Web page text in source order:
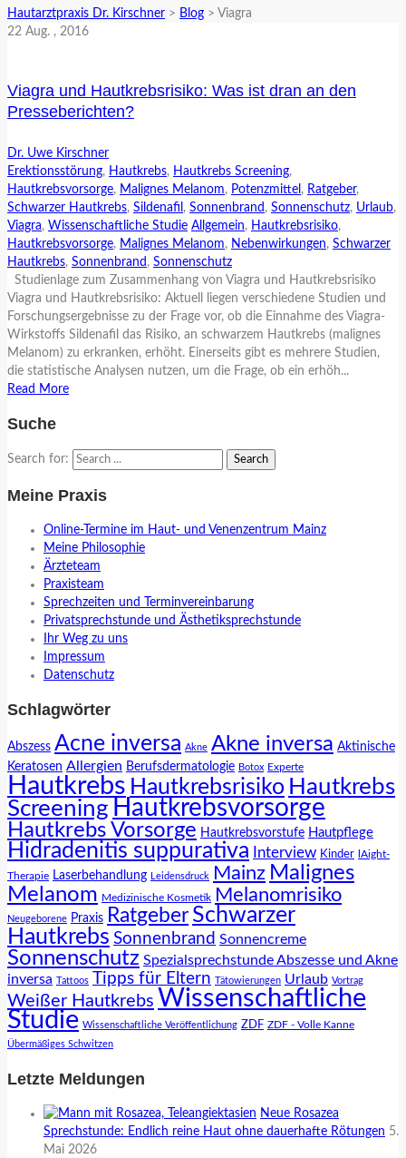
Hautarztpraxis Dr. Kirschner > Blog > Viagra
22 Aug. , 2016
Viagra und Hautkrebsrisiko: Was ist dran an den
Presseberichten?
Dr. Uwe Kirschner
Erektionsstörung, Hautkrebs, Hautkrebs Screening,
Hautkrebsvorsorge, Malignes Melanom, Potenzmittel , Ratgeber,
Schwarzer Hautkrebs, Sildenafil , Sonnenbrand , Sonnenschutz, Urlaub,
Viagra, Wissenschaftliche Studie Allgemein, Hautkrebsrisiko,
Hautkrebsvorsorge, Malignes Melanom, Nebenwirkungen, Schwarzer
Hautkrebs, Sonnenbrand , Sonnenschutz
Studienlage zum Zusammenhang von Viagra und Hautkrebsrisiko
Viagra und Hautkrebsrisiko: Aktuell liegen verschiedene Studien und
Forschungsergebnisse zu der Frage vor, ob die Einnahme des Viagra-
Wirkstoffs Sildenafil das Risiko, an schwarzem Hautkrebs (malignes
Melanom) zu erkranken, erhöht. Einerseits gibt es mehrere Studien,
die statistische Analysen nutzen, um die Frage, ob ein erhöh...
Read More
Suche
Search for:
Meine Praxis
Online-Termine im Haut- und Venenzentrum Mainz
Meine Philosophie
Ärzteteam
Praxisteam
Sprechzeiten und Terminvereinbarung
Privatsprechstunde und Ästhetiksprechstunde
Ihr Weg zu uns
Impressum
Datenschutz
Schlagwörter
Abszess Acne inversa Akne Akne inversa Aktinische
Keratosen Allergien Berufsdermatologie Botox Experte
Hautkrebs Hautkrebsrisiko Hautkrebs
Screening Hautkrebsvorsorge
Hautkrebs Vorsorge Hautkrebsvorstufe Hautpflege
Hidradenitis suppurativa Interview Kinder lAight-
Therapie Laserbehandlung Leidensdruck Mainz Malignes
Melanom Medizinische Kosmetik Melanomrisiko
Neugeborene Praxis Ratgeber Schwarzer
Hautkrebs Sonnenbrand Sonnencreme
Sonnenschutz Spezialsprechstunde Abszesse und Akne
inversa Tattoos Tipps für Eltern Tätowierungen Urlaub Vortrag
Weißer Hautkrebs Wissenschaftliche
Studie Wissenschaftliche Veröffentlichung ZDF ZDF - Volle Kanne
Übermäßiges Schwitzen
Letzte Meldungen
Neue Rosazea
Sprechstunde: Endlich reine Haut ohne dauerhafte Rötungen 5.
Mai 2026